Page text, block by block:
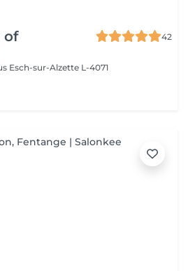
of
42
Esch-sur-Alzette L-4071